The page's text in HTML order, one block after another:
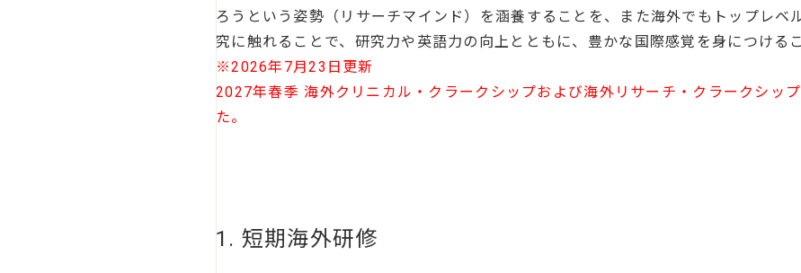
ろうという姿勢（リサーチマインド）を涵養することを、また海外でもトップレベ
究に触れることで、研究力や英語力の向上とともに、豊かな国際感覚を身につける
※2026年7月23日更新
2027年春季 海外クリニカル・クラークシップおよび海外リサーチ・クラークシッ
た。
1. 短期海外研修